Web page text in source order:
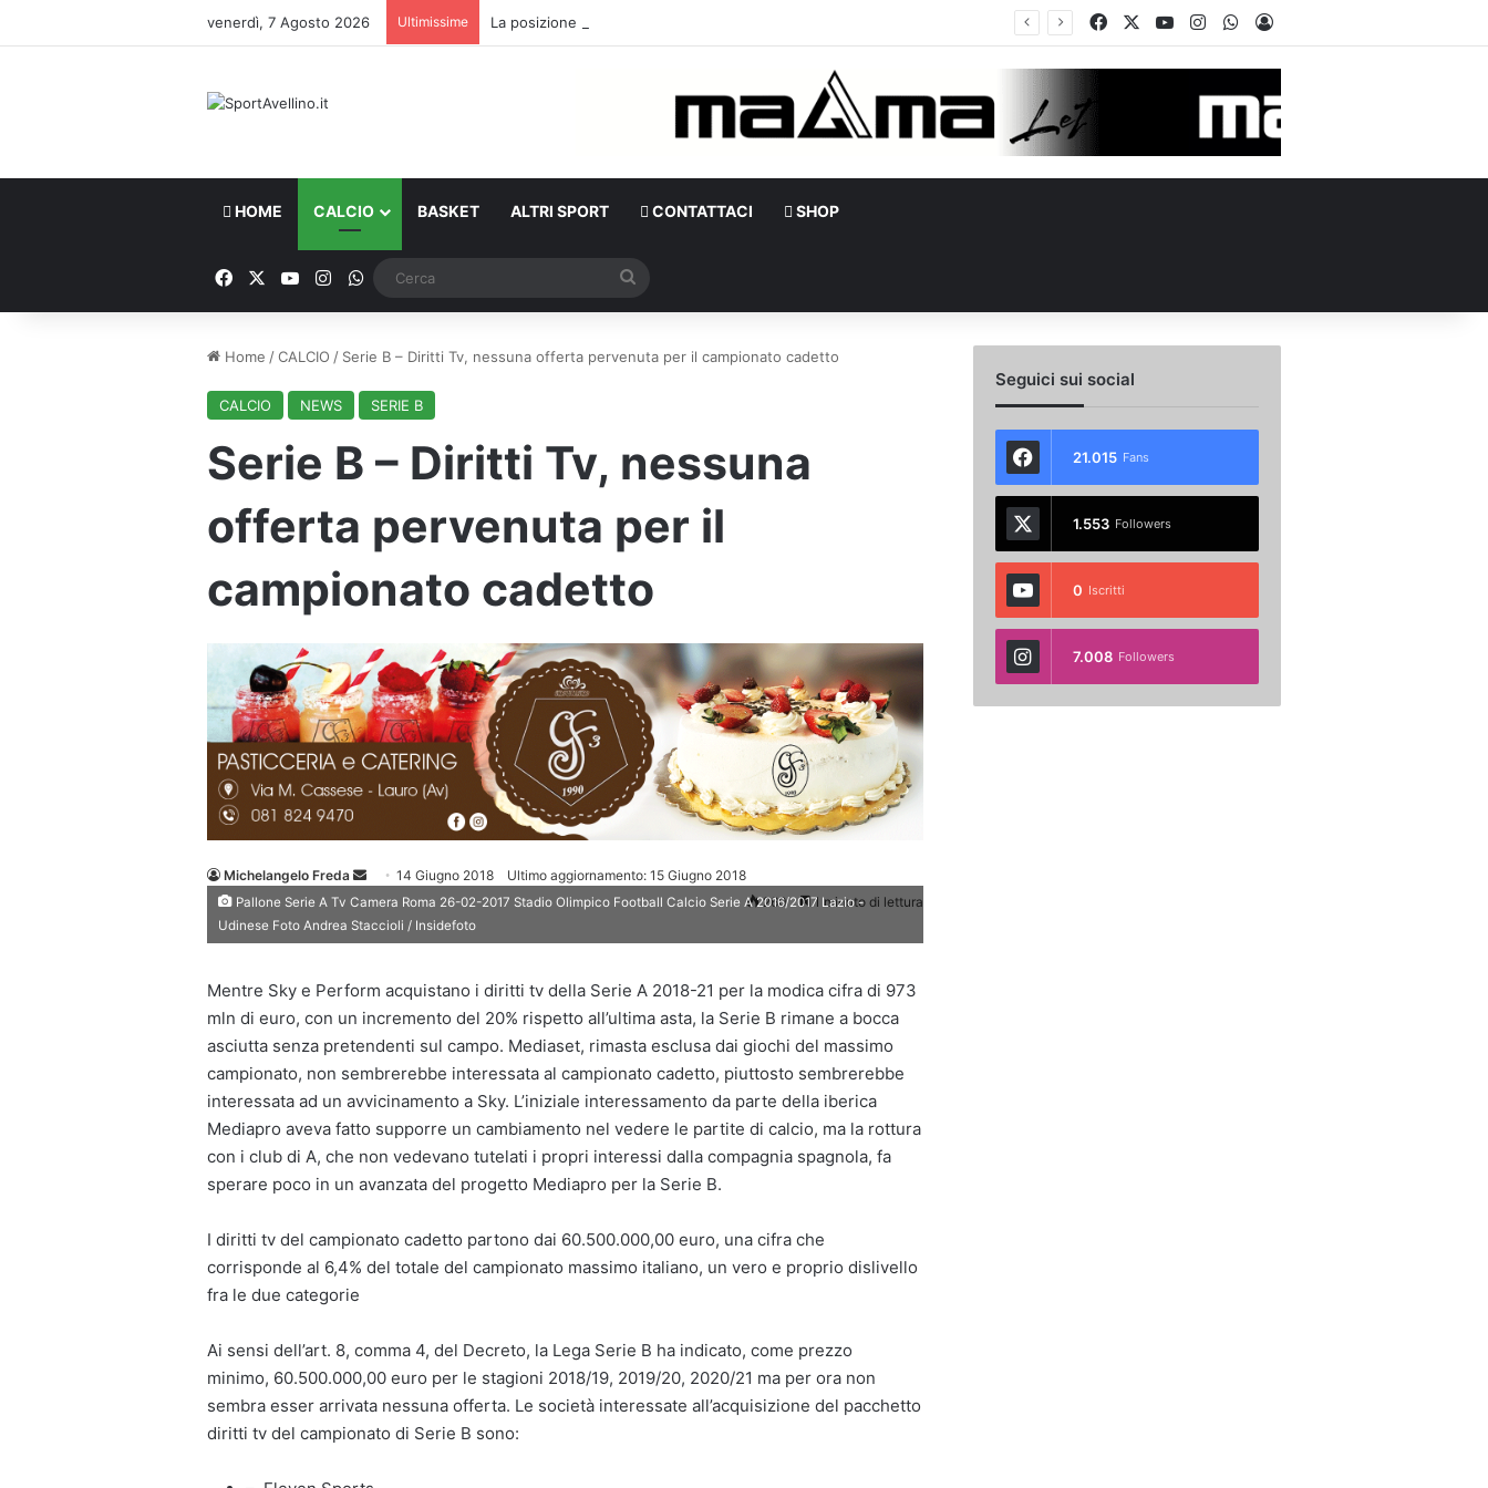
venerdì, 7 Agosto 2026 Ultimissime FacebookYou TubeInstagramWhatsApp
Accedi
HOME CALCIO BASKET ALTRI SPORT CONTATTACI SHOP
FacebookYou TubeInstagram
WhatsApp
Home /CALCIO / Serie B – Diritti Tv, nessuna offerta pervenuta per il campionato cadetto
CALCIO NEWS SERIE B
Serie B – Diritti Tv, nessuna
offerta pervenuta per il
campionato cadetto
Michelangelo Freda
Invia
un'email
14 Giugno 2018
Ultimo aggiornamento: 15 Giugno 2018
260
1 minuto di lettura
Pallone Serie A Tv Camera Roma 26-02-2017 Stadio Olimpico Football Calcio Serie A 2016/2017 Lazio -
Udinese Foto Andrea Staccioli / Insidefoto
Mentre Sky e Perform acquistano i diritti tv della Serie A 2018-21 per la modica cifra di 973
mln di euro, con un incremento del 20% rispetto all’ultima asta, la Serie B rimane a bocca
asciutta senza pretendenti sul campo. Mediaset, rimasta esclusa dai giochi del massimo
campionato, non sembrerebbe interessata al campionato cadetto, piuttosto sembrerebbe
interessata ad un avvicinamento a Sky. L’iniziale interessamento da parte della iberica
Mediapro aveva fatto supporre un cambiamento nel vedere le partite di calcio, ma la rottura
con i club di A, che non vedevano tutelati i propri interessi dalla compagnia spagnola, fa
sperare poco in un avanzata del progetto Mediapro per la Serie B.
I diritti tv del campionato cadetto partono dai 60.500.000,00 euro, una cifra che
corrisponde al 6,4% del totale del campionato massimo italiano, un vero e proprio dislivello
fra le due categorie
Ai sensi dell’art. 8, comma 4, del Decreto, la Lega Serie B ha indicato, come prezzo
minimo, 60.500.000,00 euro per le stagioni 2018/19, 2019/20, 2020/21 ma per ora non
sembra esser arrivata nessuna offerta. Le società interessate all’acquisizione del pacchetto
diritti tv del campionato di Serie B sono:
Seguici sui social
21.015 Fans
1.553 Followers
0 Iscritti
7.008 Followers